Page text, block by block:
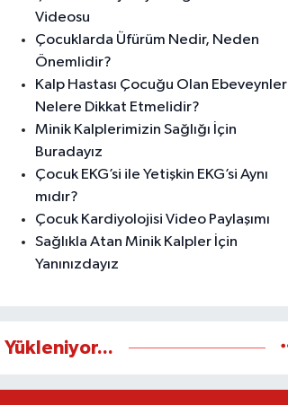
Videosu
Çocuklarda Üfürüm Nedir, Neden
Önemlidir?
Kalp Hastası Çocuğu Olan Ebeveynler
Nelere Dikkat Etmelidir?
Minik Kalplerimizin Sağlığı İçin
Buradayız
Çocuk EKG’si ile Yetişkin EKG’si Aynı
mıdır?
Çocuk Kardiyolojisi Video Paylaşımı
Sağlıkla Atan Minik Kalpler İçin
Yanınızdayız
Yükleniyor...